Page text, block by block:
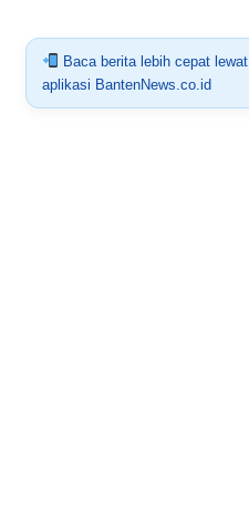
Baca berita lebih cepat lewat
aplikasi BantenNews.co.id